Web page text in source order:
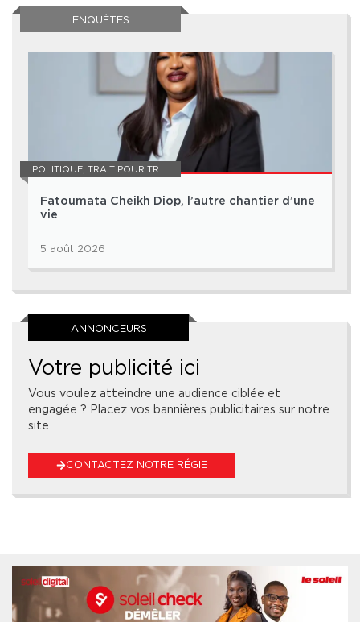
ENQUÊTES
POLITIQUE, TRAIT POUR TRAIT
Fatoumata Cheikh Diop, l’autre chantier d’une
vie
5 août 2026
ANNONCEURS
Votre publicité ici
Vous voulez atteindre une audience ciblée et
engagée ? Placez vos bannières publicitaires sur notre
site
CONTACTEZ NOTRE RÉGIE